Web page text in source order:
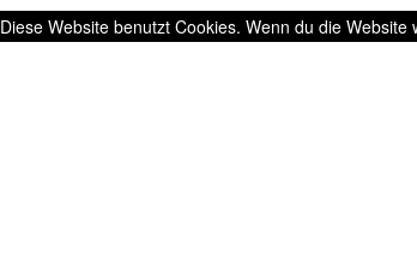
Diese Website benutzt Cookies. Wenn du die